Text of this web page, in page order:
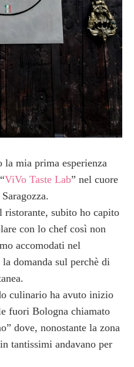
mia prima esperienza
ViVo Taste Lab” nel cuore
ristorante, subito ho capito
con lo chef così non
accomodati nel
domanda sul perchè di
culinario ha avuto inizio
fuori Bologna chiamato
dove, nonostante la zona
tantissimi andavano per